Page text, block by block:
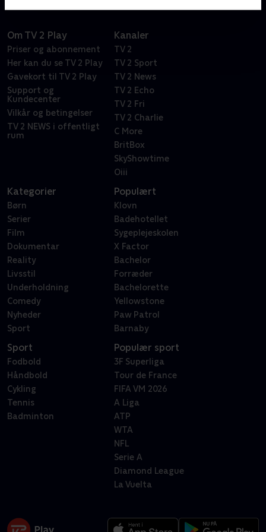
Om TV 2 Play
Priser og abonnement
Her kan du se TV 2 Play
Gavekort til TV 2 Play
Support og
Kundecenter
Vilkår og betingelser
TV 2 NEWS i offentligt
rum
Kanaler
TV 2
TV 2 Sport
TV 2 News
TV 2 Echo
TV 2 Fri
TV 2 Charlie
C More
BritBox
SkyShowtime
Oiii
Kategorier
Børn
Serier
Film
Dokumentar
Reality
Livsstil
Underholdning
Comedy
Nyheder
Sport
Populært
Klovn
Badehotellet
Sygeplejeskolen
X Factor
Bachelor
Forræder
Bachelorette
Yellowstone
Paw Patrol
Barnaby
Sport
Fodbold
Håndbold
Cykling
Tennis
Badminton
Populær sport
3F Superliga
Tour de France
FIFA VM 2026
A Liga
ATP
WTA
NFL
Serie A
Diamond League
La Vuelta